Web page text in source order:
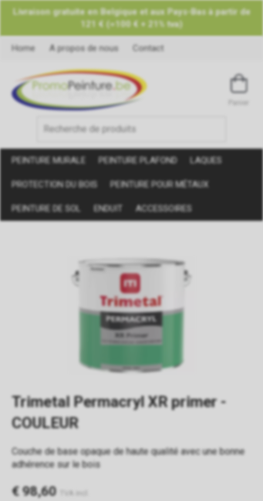
Livraison gratuite en Belgique et aux Pays-Bas à partir de
121 € (=100 € + 21% tva)
Home A propos de nous Contact
Panier
PEINTURE MURALE PEINTURE PLAFOND LAQUES
PROTECTION DU BOIS PEINTURE POUR MÉTAUX
PEINTURE DE SOL ENDUIT ACCESSOIRES
Trimetal Permacryl XR primer -
COULEUR
Couche de base opaque de haute qualité avec une bonne
adhérence sur le bois
€ 98,60